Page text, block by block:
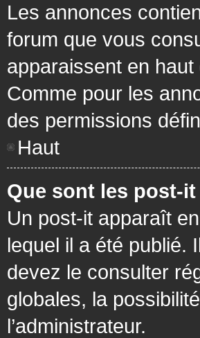
Les annonces
forum que vous
apparaissent en
Comme pour les
des permissions
Haut
Que sont les post-it
Un post-it apparaît
lequel il a été publié.
devez le consulter
globales, la
l’administrateur.